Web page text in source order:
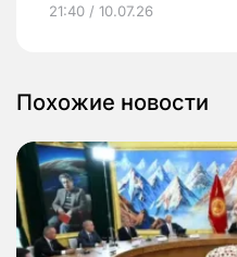
21:40 / 10.07.26
Похожие новости